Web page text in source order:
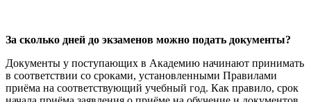
За сколько дней до экзаменов можно подать документы?
Документы у поступающих в Академию начинают принимать
в соответствии со сроками, установленными Правилами
приёма на соответствующий учебный год. Как правило, срок